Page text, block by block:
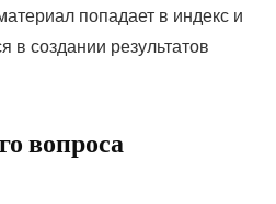
попадает в индекс и
в создании результатов
вопроса